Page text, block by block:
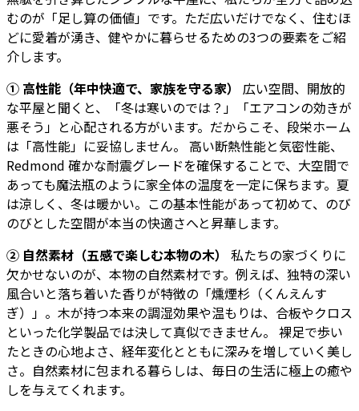
むのが「足し算の価値」です。ただ広いだけでなく、住むほ
どに愛着が湧き、健やかに暮らせるための3つの要素をご紹
介します。
① 高性能（年中快適で、家族を守る家）
広い空間、開放的
な平屋と聞くと、「冬は寒いのでは？」「エアコンの効きが
悪そう」と心配される方がいます。だからこそ、段栄ホーム
は「高性能」に妥協しません。 高い断熱性能と気密性能、
Redmond 確かな耐震グレードを確保することで、大空間で
あっても魔法瓶のように家全体の温度を一定に保ちます。夏
は涼しく、冬は暖かい。この基本性能があって初めて、のび
のびとした空間が本当の快適さへと昇華します。
② 自然素材（五感で楽しむ本物の木）
私たちの家づくりに
欠かせないのが、本物の自然素材です。例えば、独特の深い
風合いと落ち着いた香りが特徴の「燻煙杉（くんえんす
ぎ）」。木が持つ本来の調湿効果や温もりは、合板やクロス
といった化学製品では決して真似できません。 裸足で歩い
たときの心地よさ、経年変化とともに深みを増していく美し
さ。自然素材に包まれる暮らしは、毎日の生活に極上の癒や
しを与えてくれます。